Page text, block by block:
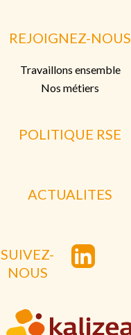
REJOIGNEZ-NOUS
Travaillons ensemble
Nos métiers
POLITIQUE RSE
ACTUALITES
SUIVEZ-
NOUS